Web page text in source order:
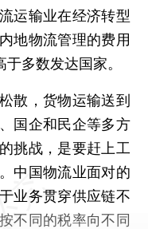
输业在经济转型
地物流管理的费用
多数发达国家。
，货物运输送到
国企和民企等多方
挑战，是要赶上工
中国物流业面对的
业务贯穿供应链不
不同的税率向不同